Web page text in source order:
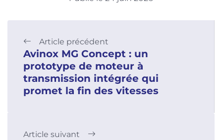
Article précédent
Avinox MG Concept : un
prototype de moteur à
transmission intégrée qui
promet la fin des vitesses
Article suivant